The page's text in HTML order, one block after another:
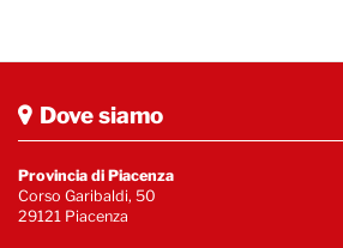
Dove siamo
Provincia di Piacenza
Corso Garibaldi, 50
29121 Piacenza